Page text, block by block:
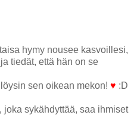
hymy nousee kasvoillesi,
tiedät, että hän on se
sen oikean mekon! ♥ :D
sykähdyttää, saa ihmiset